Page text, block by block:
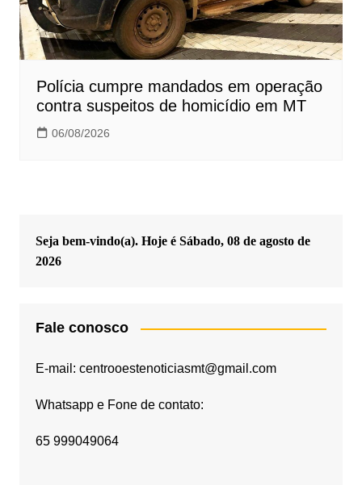
Polícia cumpre mandados em operação
contra suspeitos de homicídio em MT
06/08/2026
Seja bem-vindo(a). Hoje é Sábado, 08 de agosto de
2026
Fale conosco
E-mail: centrooestenoticiasmt@gmail.com
Whatsapp e Fone de contato:
65 999049064